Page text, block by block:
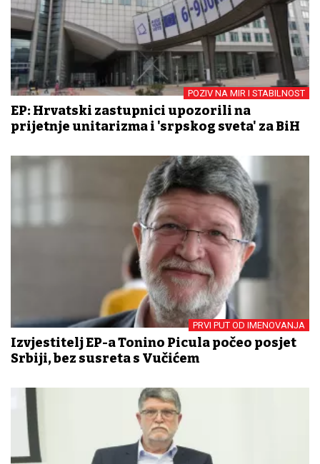
POZIV NA MIR I STABILNOST
EP: Hrvatski zastupnici upozorili na
prijetnje unitarizma i 'srpskog sveta' za BiH
PRVI PUT OD IMENOVANJA
Izvjestitelj EP-a Tonino Picula počeo posjet
Srbiji, bez susreta s Vučićem